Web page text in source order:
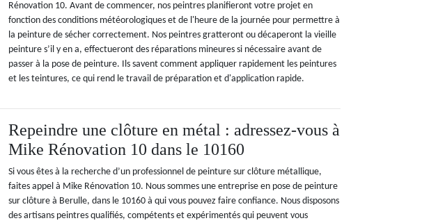
Rénovation 10. Avant de commencer, nos peintres planifieront votre projet en
fonction des conditions météorologiques et de l'heure de la journée pour permettre à
la peinture de sécher correctement. Nos peintres gratteront ou décaperont la vieille
peinture s’il y en a, effectueront des réparations mineures si nécessaire avant de
passer à la pose de peinture. Ils savent comment appliquer rapidement les peintures
et les teintures, ce qui rend le travail de préparation et d'application rapide.
Repeindre une clôture en métal : adressez-vous à
Mike Rénovation 10 dans le 10160
Si vous êtes à la recherche d’un professionnel de peinture sur clôture métallique,
faites appel à Mike Rénovation 10. Nous sommes une entreprise en pose de peinture
sur clôture à Berulle, dans le 10160 à qui vous pouvez faire confiance. Nous disposons
des artisans peintres qualifiés, compétents et expérimentés qui peuvent vous